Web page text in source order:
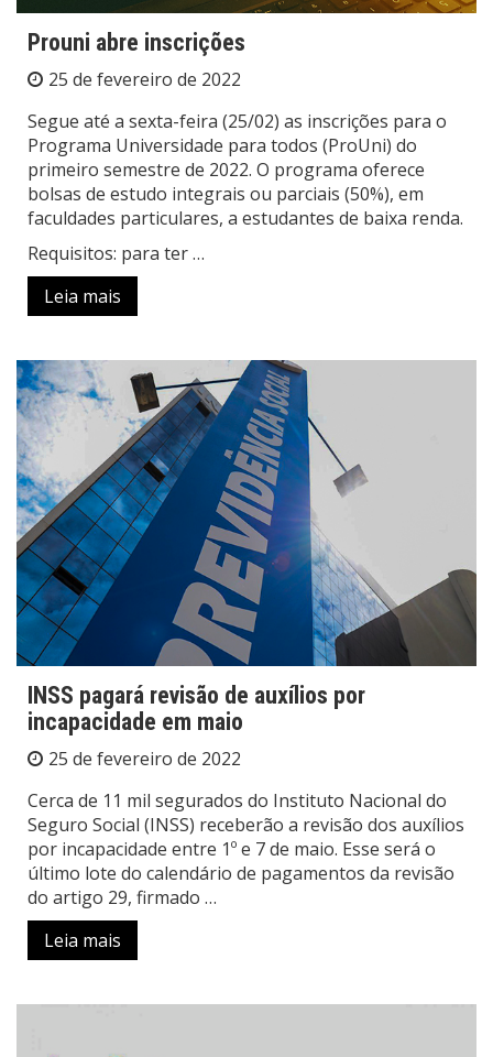
Prouni abre inscrições
25 de fevereiro de 2022
Segue até a sexta-feira (25/02) as inscrições para o
Programa Universidade para todos (ProUni) do
primeiro semestre de 2022. O programa oferece
bolsas de estudo integrais ou parciais (50%), em
faculdades particulares, a estudantes de baixa renda.
Requisitos: para ter …
Leia mais
INSS pagará revisão de auxílios por
incapacidade em maio
25 de fevereiro de 2022
Cerca de 11 mil segurados do Instituto Nacional do
Seguro Social (INSS) receberão a revisão dos auxílios
por incapacidade entre 1º e 7 de maio. Esse será o
último lote do calendário de pagamentos da revisão
do artigo 29, firmado …
Leia mais